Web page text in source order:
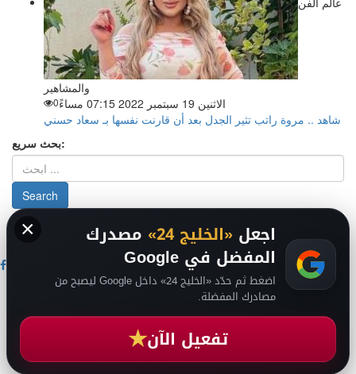
والمشاهير
الاثنين 19 سبتمبر 2022 07:15 مساءً
0
شاهد .. مروة راتب تثير الجدل بعد أن قارنت نفسها بـ سعاد حسني
بحث سريع:
من نحن
اخبار الخليج
× اجعل «الخليج 24» مصدرك
المفضل في Google
اضغط ثم حدّد «الخليج 24» داخل Google ليصبح من
مصادرك المفضلة.
تفعيل الآن★
انضم لقناتنا على تيليجرام